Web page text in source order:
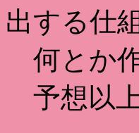
出する仕
何とか
予想以